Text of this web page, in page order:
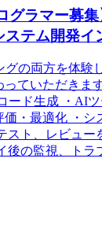
グラマー募
テム開発イ
の両方を体験
っていただきま
ード生成 ・AI
価・最適化 ・シ
スト、レビュー
後の監視、トラ